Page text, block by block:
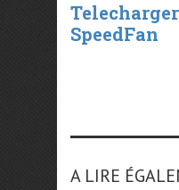
Telecharger
SpeedFan
A LIRE